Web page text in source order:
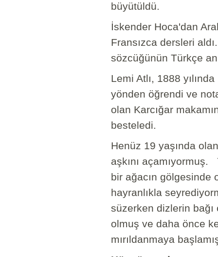
büyütüldü.
İskender Hoca'dan
Fransızca dersleri
sözcüğünün Türkçe
Lemi Atlı, 1888
yönden öğrendi ve
olan Karcığar
besteledi.
Henüz 19 yaşında
aşkını
bir ağacın gölgesinde
hayranlıkla
süzerken dizlerin
olmuş ve daha önce
mırıldanmaya